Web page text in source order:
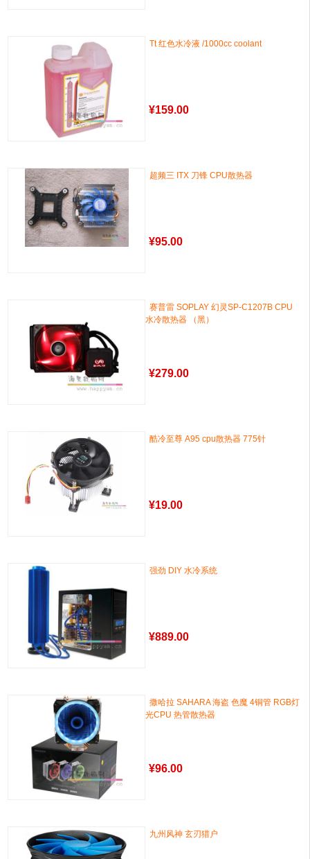
Tt 红色水冷液 /1000cc coolant
¥159.00
超频三 ITX 刀锋 CPU散热器
¥95.00
赛普雷 SOPLAY 幻灵SP-C1207B CPU
水冷散热器 （黑）
¥279.00
酷冷至尊 A95 cpu散热器 775针
¥19.00
强劲 DIY 水冷系统
¥889.00
撒哈拉 SAHARA 海盗 色魔 4铜管 RGB灯
光CPU 热管散热器
¥96.00
九州风神 玄刃猎户